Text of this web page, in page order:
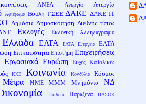
ΑΝΕΛ Ανεργία Απεργία
Αφιέρωμα Βουλή ΓΣΕΕ ΔΑΚΕ ΔΑΚΕ ΙΤ
Δημόσιο Δημοσκόπηση Διεθνής τύπος
Εκλογές Εκλογική Αλληλογραφία
Ελλάδα ΕΛΤΑ ΕΛΤΑ Ενέργεια
ΕΛΤΑ
Επικαιρότητα Επιστήμη Επιχειρήσεις
Εργασιακά Ευρώπη Ευχές Καθολικές
ΚΚΕ Κοινωνία Κονδύλια Κόσμος
Μέτρα ΜΜΕ ΜΜΜ Μνημόνιο ΝΔ
Παιδεία Παράξενα ΠΑΣΟΚ